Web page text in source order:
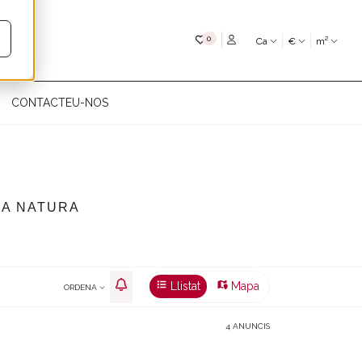
0My favouritesCa € m²
CONTACTEU-NOS
NATURA
Llistat Mapa
ORDENA
4 ANUNCIS